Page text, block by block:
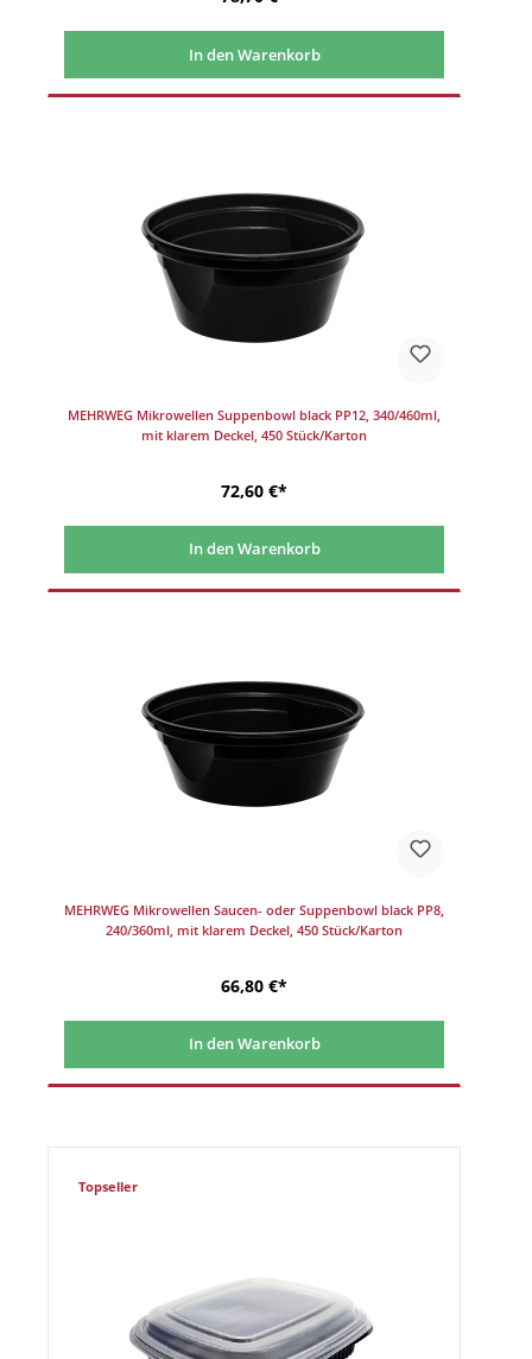
In den Warenkorb
MEHRWEG Mikrowellen Suppenbowl black PP12, 340/460ml,
mit klarem Deckel, 450 Stück/Karton
72,60 €*
In den Warenkorb
MEHRWEG Mikrowellen Saucen- oder Suppenbowl black PP8,
240/360ml, mit klarem Deckel, 450 Stück/Karton
66,80 €*
In den Warenkorb
Topseller